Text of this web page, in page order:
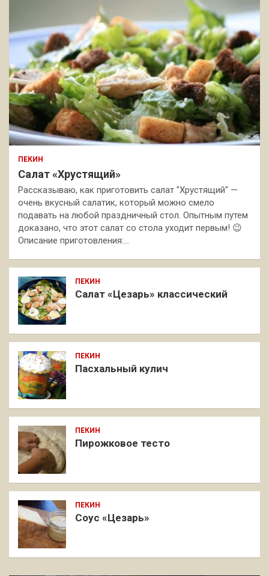
ПЕКИН
Салат «Хрустящий»
Рассказываю, как приготовить салат "Хрустящий" —
очень вкусный салатик, который можно смело
подавать на любой праздничный стол. Опытным путем
доказано, что этот салат со стола уходит первым! 😉
Описание приготовления:…
ПЕКИН
Салат «Цезарь» классический
ПЕКИН
Пасхальный кулич
ПЕКИН
Пирожковое тесто
ПЕКИН
Соус «Цезарь»